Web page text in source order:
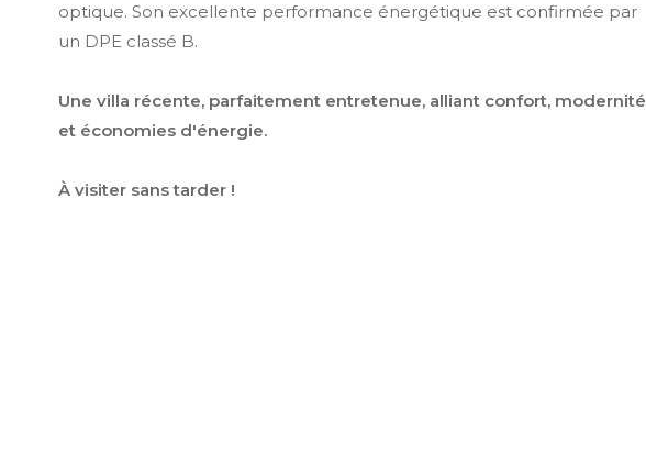
optique. Son excellente performance énergétique est confirmée par
un DPE classé B.
Une villa récente, parfaitement entretenue, alliant confort, modernité
et économies d'énergie.
À visiter sans tarder !